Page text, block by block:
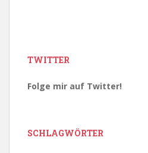
TWITTER
Folge mir auf Twitter!
SCHLAGWÖRTER